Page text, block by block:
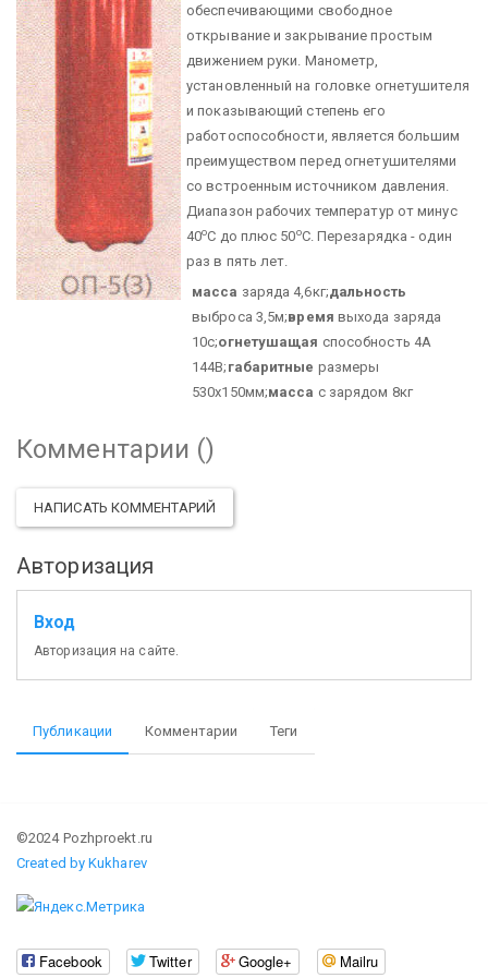
обеспечивающими свободное
открывание и закрывание простым
движением руки. Манометр,
установленный на головке огнетушителя
и показывающий степень его
работоспособности, является большим
преимуществом перед огнетушителями
со встроенным источником давления.
Диапазон рабочих температур от минус
40оС до плюс 50оС. Перезарядка - один
раз в пять лет.
масса заряда 4,6кг;дальность
выброса 3,5м;время выхода заряда
10с;огнетушащая способность 4А
144В; габаритные размеры
530х150мм;масса с зарядом 8кг
Комментарии ()
НАПИСАТЬ КОММЕНТАРИЙ
Авторизация
Вход
Авторизация на сайте.
Публикации Комментарии Теги
©2024 Pozhproekt.ru
Created by Kukharev
Facebook Twitter Google+ Mailru